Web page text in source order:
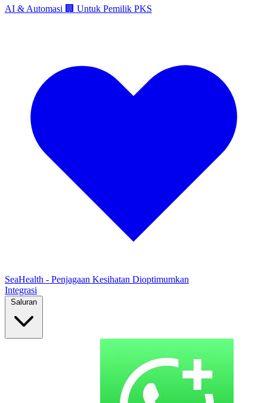
AI & Automasi 🏢 Untuk Pemilik PKS
SeaHealth - Penjagaan Kesihatan Dioptimumkan
Integrasi
Saluran